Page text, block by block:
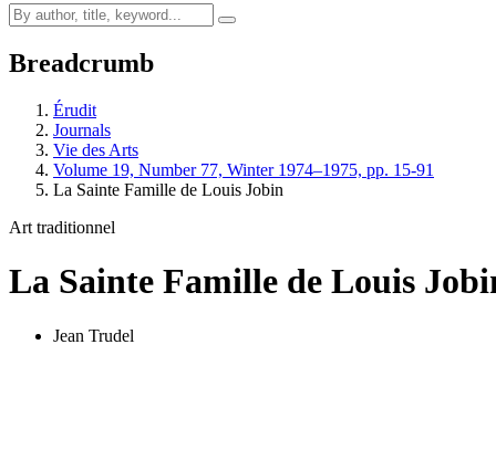
Breadcrumb
Érudit
Journals
Vie des Arts
Volume 19, Number 77, Winter 1974–1975, pp. 15-91
La Sainte Famille de Louis Jobin
Art traditionnel
La Sainte Famille de Louis
Jean Trudel